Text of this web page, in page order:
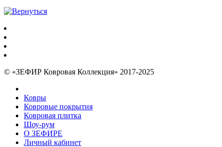
© «ЗЕФИР Ковровая Коллекция» 2017-2025
Ковры
Ковровые покрытия
Ковровая плитка
Шоу-рум
О ЗЕФИРЕ
Личный кабинет